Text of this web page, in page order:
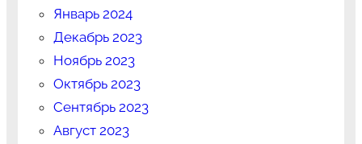
Январь 2024
Декабрь 2023
Ноябрь 2023
Октябрь 2023
Сентябрь 2023
Август 2023